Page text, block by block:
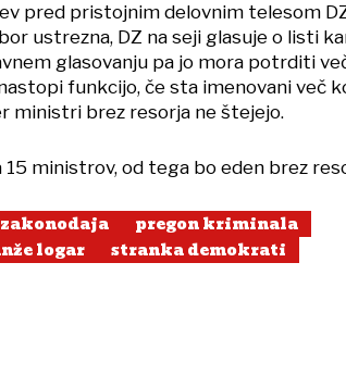
pred pristojnim delovnim telesom
ustrezna, DZ na seji glasuje o listi
glasovanju pa jo mora potrditi
funkcijo, če sta imenovani več
ministri brez resorja ne štejejo.
ministrov, od tega bo eden brez
zakonodaja
pregon kriminala
logar stranka demokrati